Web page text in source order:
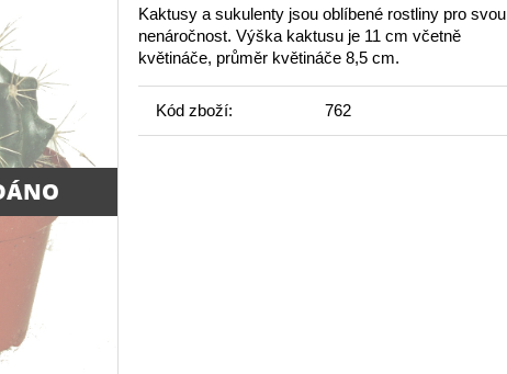
Kaktusy a sukulenty jsou oblíbené rostliny pro svou
nenáročnost. Výška kaktusu je 11 cm včetně
květináče, průměr květináče 8,5 cm.
Kód zboží: 762